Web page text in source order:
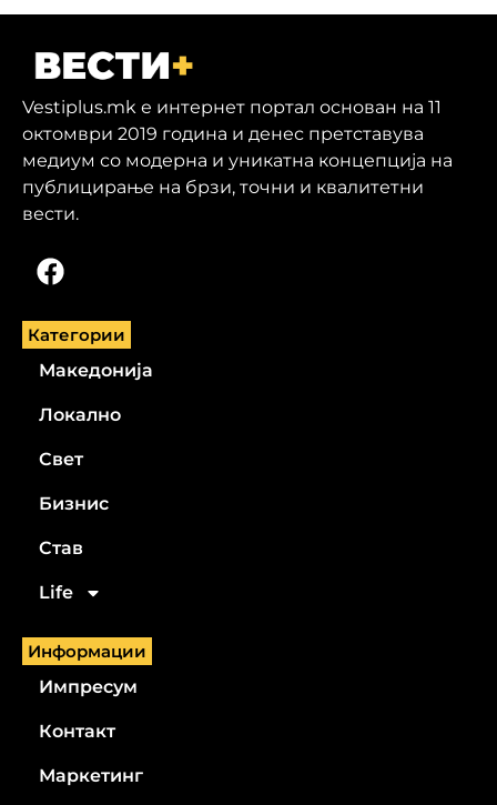
Vestiplus.mk е интернет портал основан на 11
октомври 2019 година и денес претставува
медиум со модерна и уникатна концепција на
публицирање на брзи, точни и квалитетни
вести.
Категории
Македонија
Локално
Свет
Бизнис
Став
Life
Информации
Импресум
Контакт
Маркетинг